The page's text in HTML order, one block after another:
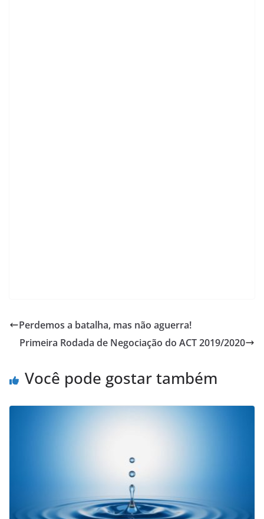
Perdemos a batalha, mas não aguerra!
Primeira Rodada de Negociação do ACT 2019/2020
Você pode gostar também